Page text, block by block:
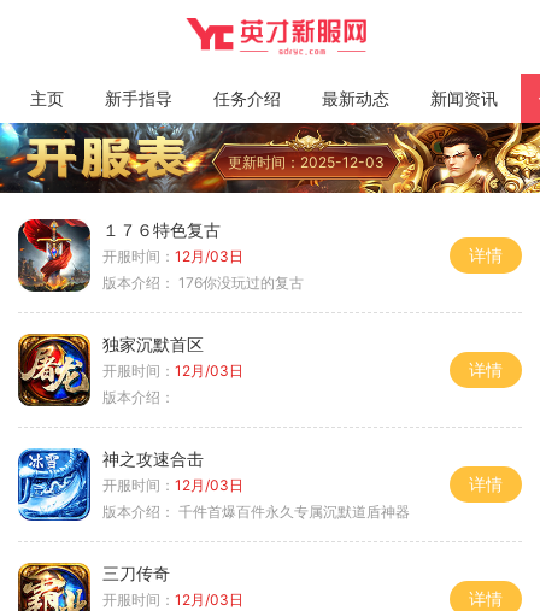
主页 新手指导 任务介绍 最新动态 新闻资讯
更新时间：2025-12-03
１７６特色复古
开服时间： 12月/03日
版本介绍： 176你没玩过的复古
详情
独家沉默首区
开服时间： 12月/03日
版本介绍：
详情
神之攻速合击
开服时间： 12月/03日
版本介绍： 千件首爆百件永久专属沉默道盾神器
详情
三刀传奇
开服时间： 12月/03日
详情